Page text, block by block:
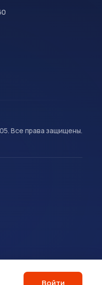
Войти
Все права защищены.